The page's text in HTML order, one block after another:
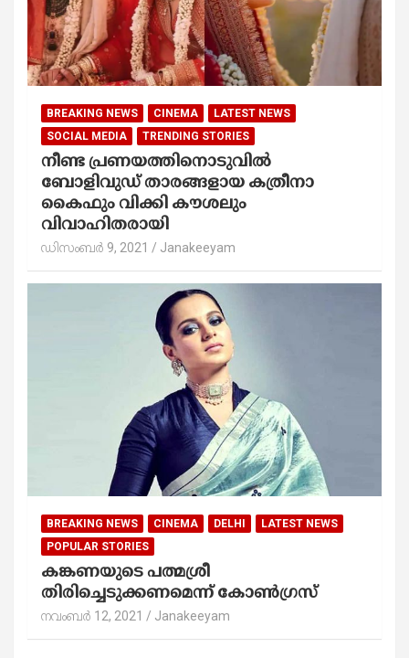
BREAKING NEWS CINEMA
LATEST NEWS
SOCIAL MEDIA
TRENDING STORIES
നീണ്ട പ്രണയത്തിനൊടുവില്‍
ബോളിവുഡ് താരങ്ങളായ കത്രീനാ
കൈഫും വിക്കി കൗശലും
വിവാഹിതരായി
ഡിസംബർ 9, 2021 Janakeeyam
BREAKING NEWS CINEMA DELHI
LATEST NEWS
POPULAR STORIES
കങ്കണയുടെ പത്മശ്രീ
തിരിച്ചെടുക്കണമെന്ന് കോൺഗ്രസ്
നവംബർ 12, 2021 Janakeeyam